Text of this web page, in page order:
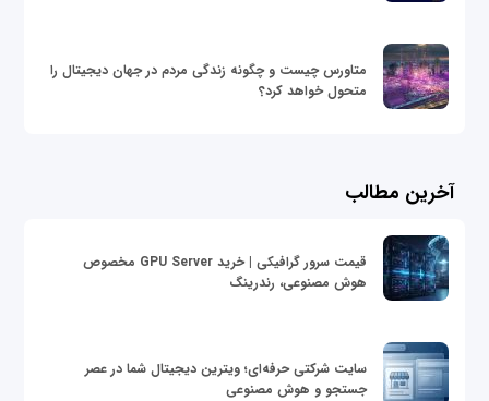
متاورس چیست و چگونه زندگی مردم در جهان دیجیتال را
متحول خواهد کرد؟
آخرین مطالب
قیمت سرور گرافیکی | خرید GPU Server مخصوص
هوش مصنوعی، رندرینگ
سایت شرکتی حرفه‌ای؛ ویترین دیجیتال شما در عصر
جستجو و هوش مصنوعی